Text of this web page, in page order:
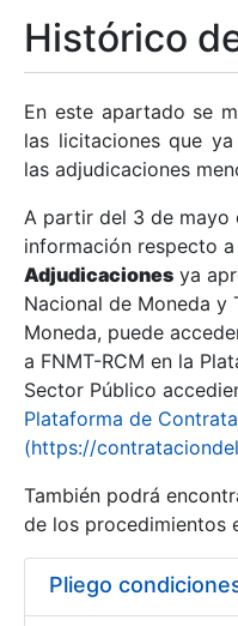
Mostrar/Ocultar
Mostrar/Ocultar
Mostrar/Ocultar
Histórico
En este apartado se
las licitaciones que
las adjudicaciones
A partir del 3 de mayo
información respecto a
Adjudicaciones ya
Nacional de Moneda y
Moneda, puede
a FNMT-RCM en la
Sector Público
Plataforma de
(https://
También podrá
de los procedimientos